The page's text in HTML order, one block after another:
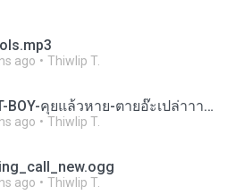
ago Thiwlip T.
หา-KOB-FLAT-BOY-คุยแล้วหาย-ตายอ๊ะเปล่าาา_14.mp3
ago Thiwlip T.
ago Thiwlip T.